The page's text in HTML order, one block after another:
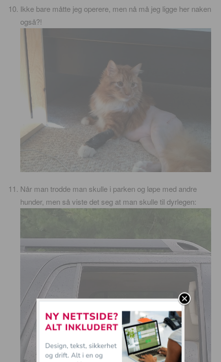
Ikke bare måtte jeg operere, men nå må jeg ligge her naken
også?!
Når man trodde man skulle i parken og løpe med andre
hunder, men så viste det seg at man skulle til dyrlegen: